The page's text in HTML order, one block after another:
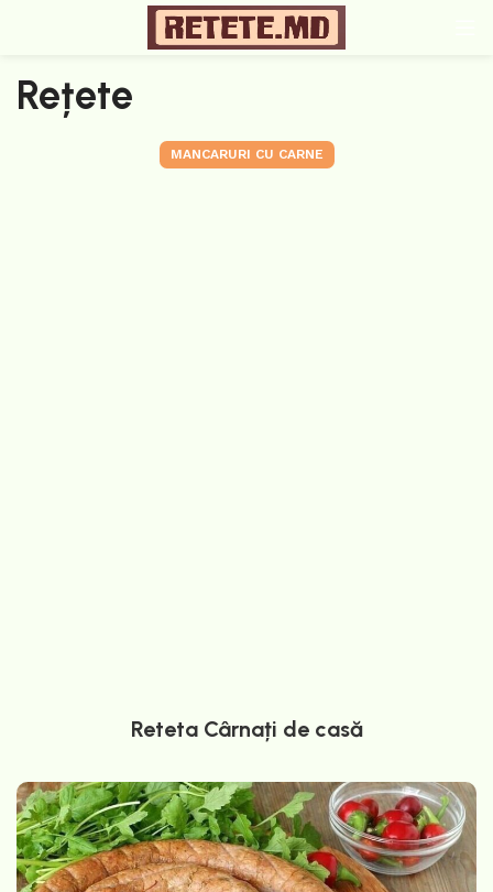
Rețete
MANCARURI CU CARNE
Reteta Cârnați de casă